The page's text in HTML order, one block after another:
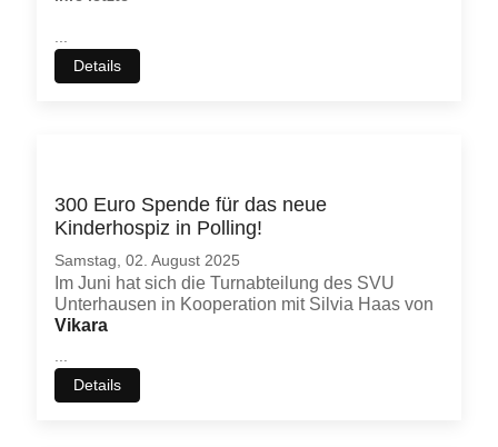
Details
300 Euro Spende für das neue
Kinderhospiz in Polling!
Samstag, 02. August 2025
Im Juni hat sich die Turnabteilung des SVU
Unterhausen in Kooperation mit Silvia Haas von
Vikara
Details